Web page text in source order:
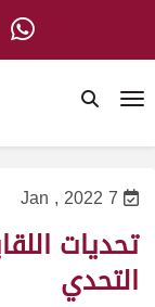
7 Jan , 2022
تحديات
التحدي